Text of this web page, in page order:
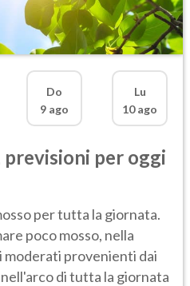
Do
9 ago
Lu
10 ago
previsioni per oggi
per tutta la giornata.
poco mosso, nella
moderati provenienti dai
di tutta la giornata